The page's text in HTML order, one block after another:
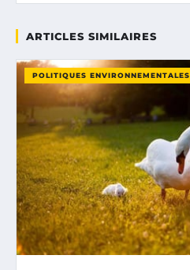
ARTICLES SIMILAIRES
POLITIQUES ENVIRONNEMENTALES